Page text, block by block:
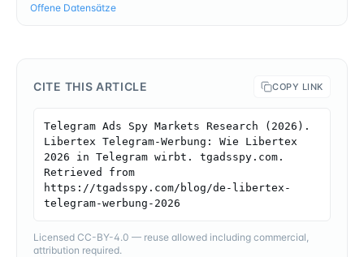
Offene Datensätze
CITE THIS ARTICLE COPY LINK
Telegram Ads Spy Markets Research (2026).
Libertex Telegram-Werbung: Wie Libertex
2026 in Telegram wirbt. tgadsspy.com.
Retrieved from
https://tgadsspy.com/blog/de-libertex-
telegram-werbung-2026
Licensed CC-BY-4.0 — reuse allowed including commercial,
attribution required.